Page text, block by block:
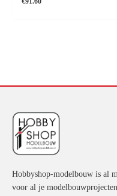
Hobbyshop-modelbouw is al
voor al je